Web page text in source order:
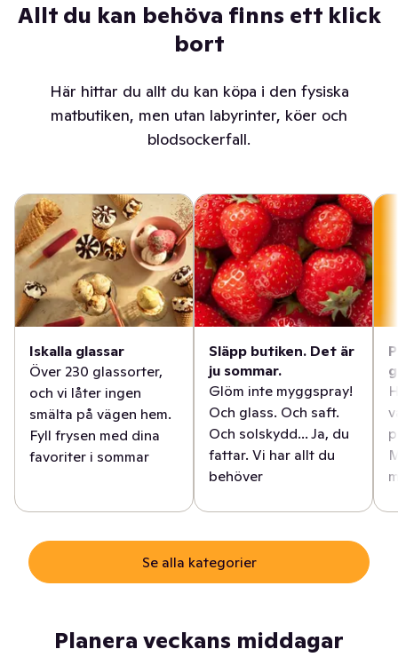
Allt du kan behöva finns ett klick
bort
Här hittar du allt du kan köpa i den fysiska
matbutiken, men utan labyrinter, köer och
blodsockerfall.
Iskalla glassar
Över 230 glassorter,
och vi låter ingen
smälta på vägen hem.
Fyll frysen med dina
favoriter i sommar
Släpp butiken. Det är
ju sommar.
Glöm inte myggspray!
Och glass. Och saft.
Och solskydd... Ja, du
fattar. Vi har allt du
behöver
Se alla kategorier
Planera veckans middagar